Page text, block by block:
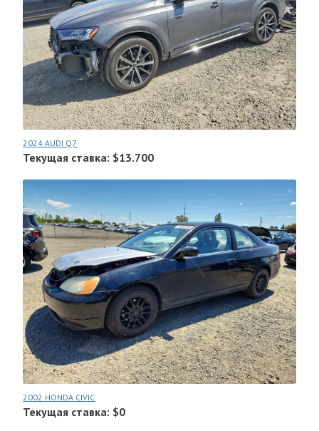
2024 AUDI Q7
Текущая ставка: $13.700
2002 HONDA CIVIC
Текущая ставка: $0